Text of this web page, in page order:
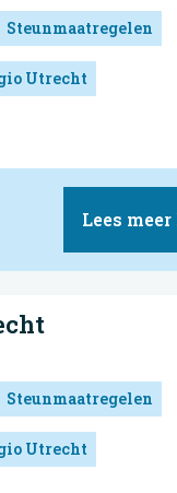
Steunmaatregelen
Utrecht
Lees meer
Steunmaatregelen
Utrecht